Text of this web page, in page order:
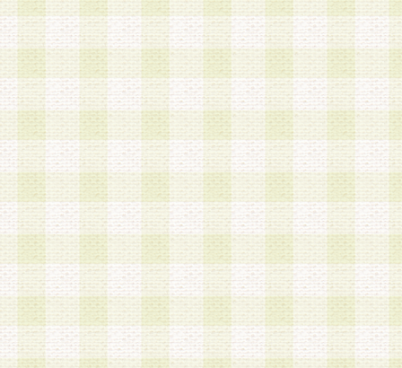
第4条 ログインIDおよびパスワードの管理
1.会員は、会員登録後、本サイト内にて本サービ
加する際には、前条に基づき当社から付与された
スワードを使用するものとします。
2.登録の際に当社が付与したログインIDおよびパ
の使用に関しては、全て会員本人がその責任を負
3.会員は、当社から付与されたログインIDおよび
貸与、名義変更、売買その他形態を問わず第三者
ならないものとします。
4.当社は、会員によるログインIDおよびパスワー
盗用など第三者の利用に伴う損害の発生について
き事由の有無、その他原因の如何を問わず、一切
のとします。